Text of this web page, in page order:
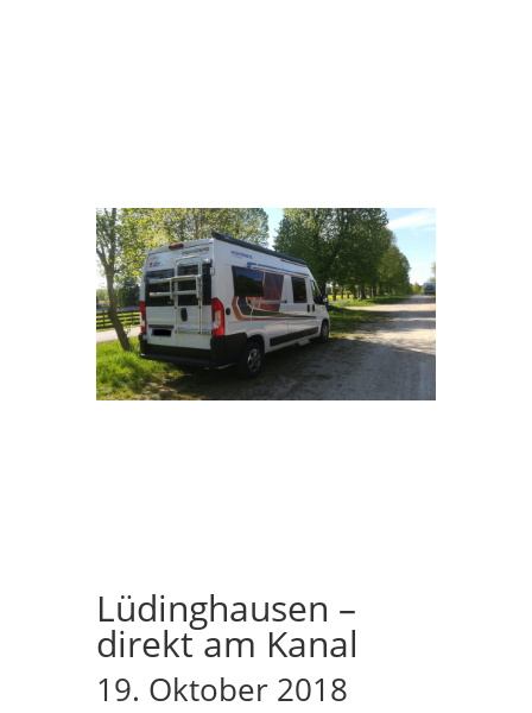
Lüdinghausen –
direkt am Kanal
19. Oktober 2018